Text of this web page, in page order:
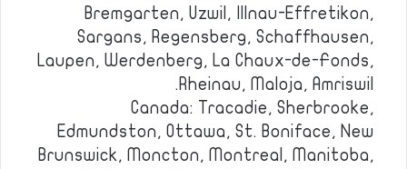
Bremgarten, Uzwil, Illnau-Effretikon,
Sargans, Regensberg, Schaffhausen,
Laupen, Werdenberg, La Chaux-de-Fonds,
Rheinau, Maloja, Amriswil.
Canada: Tracadie, Sherbrooke,
Edmundston, Ottawa, St. Boniface, New
Brunswick, Moncton, Montreal, Manitoba,